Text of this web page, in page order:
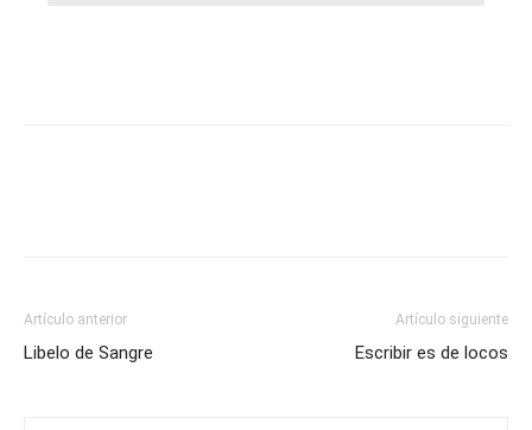
Artículo anterior
Libelo de Sangre
Artículo siguiente
Escribir es de locos